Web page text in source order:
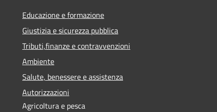
Educazione e formazione
Giustizia e sicurezza pubblica
Tributi,finanze e contravvenzioni
Ambiente
Salute, benessere e assistenza
Autorizzazioni
Agricoltura e pesca